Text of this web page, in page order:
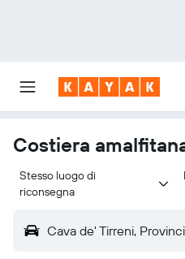
Costiera
Stesso luogo di
riconsegna
Cava de' Tirreni,